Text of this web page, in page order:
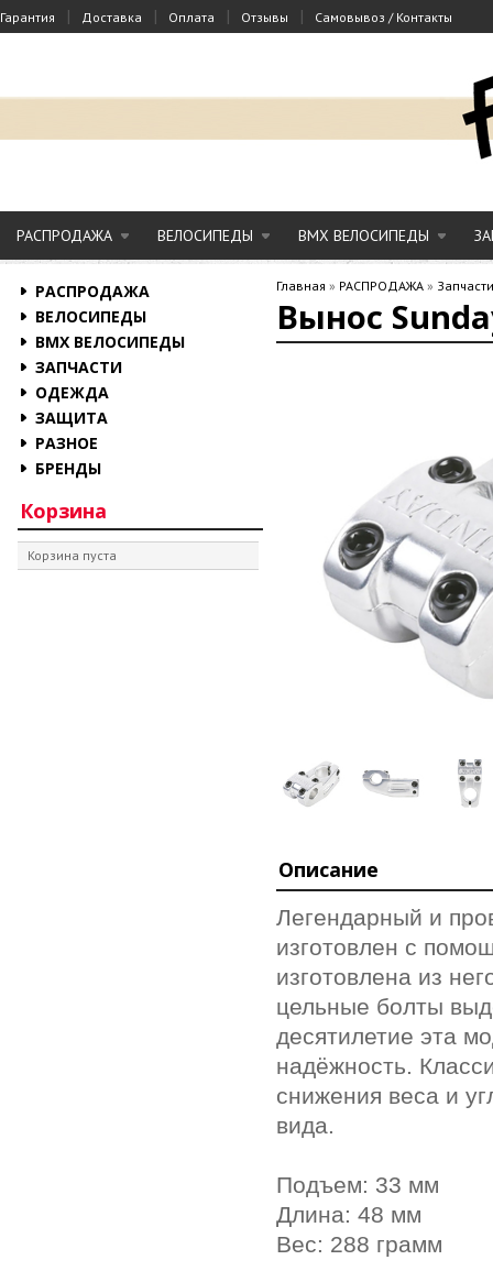
Гарантия | Доставка | Оплата | Отзывы | Самовывоз / Контакты
РАСПРОДАЖА ВЕЛОСИПЕДЫ BMX ВЕЛОСИПЕДЫ
РАСПРОДАЖА
ВЕЛОСИПЕДЫ
BMX ВЕЛОСИПЕДЫ
ЗАПЧАСТИ
ОДЕЖДА
ЗАЩИТА
РАЗНОЕ
БРЕНДЫ
Корзина
Корзина пуста
Главная » РАСПРОДАЖА »
Вынос
Описание
Легендарный и
изготовлен с
изготовлена из
цельные болты
десятилетие эта
надёжность.
снижения веса и
вида.
Подъем: 33 мм
Длина: 48 мм
Вес: 288 грамм